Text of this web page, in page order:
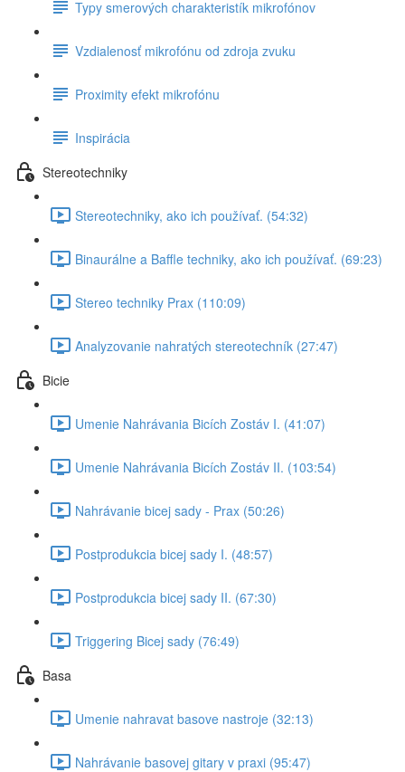
Typy smerových charakteristík mikrofónov
Vzdialenosť mikrofónu od zdroja zvuku
Proximity efekt mikrofónu
Inspirácia
Stereotechniky
Stereotechniky, ako ich používať. (54:32)
Binaurálne a Baffle techniky, ako ich používať. (69:23)
Stereo techniky Prax (110:09)
Analyzovanie nahratých stereotechník (27:47)
Bicie
Umenie Nahrávania Bicích Zostáv I. (41:07)
Umenie Nahrávania Bicích Zostáv II. (103:54)
Nahrávanie bicej sady - Prax (50:26)
Postprodukcia bicej sady I. (48:57)
Postprodukcia bicej sady II. (67:30)
Triggering Bicej sady (76:49)
Basa
Umenie nahravat basove nastroje (32:13)
Nahrávanie basovej gitary v praxi (95:47)